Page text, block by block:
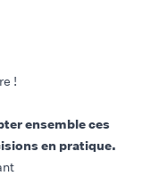
!
ensemble ces
en pratique.